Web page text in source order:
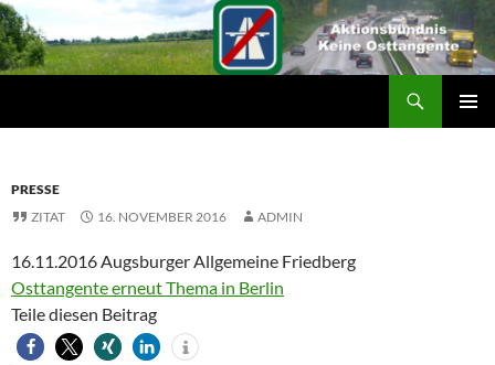
PRESSE
ZITAT
16. NOVEMBER 2016 ADMIN
16.11.2016 Augsburger Allgemeine Friedberg
Osttangente erneut Thema in Berlin
Teile diesen Beitrag